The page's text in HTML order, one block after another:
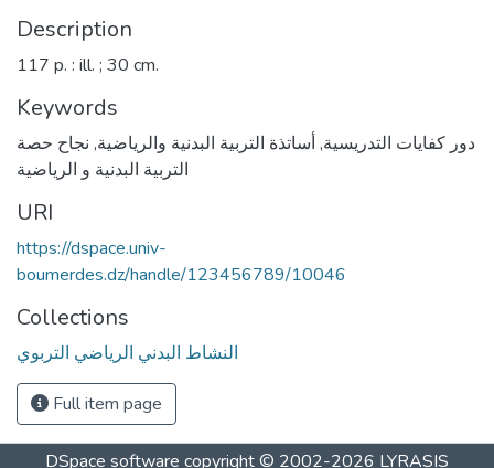
Description
117 p. : ill. ; 30 cm.
Keywords
دور كفايات التدريسية, أساتذة التربية البدنية والرياضية, نجاح حصة
التربية البدنية و الرياضية
URI
https://dspace.univ-
boumerdes.dz/handle/123456789/10046
Collections
النشاط البدني الرياضي التربوي
Full item page
DSpace software copyright © 2002-2026 LYRASIS